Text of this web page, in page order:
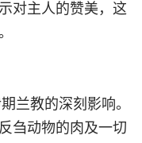
对主人的赞美，这
教的深刻影响。
刍动物的肉及一切